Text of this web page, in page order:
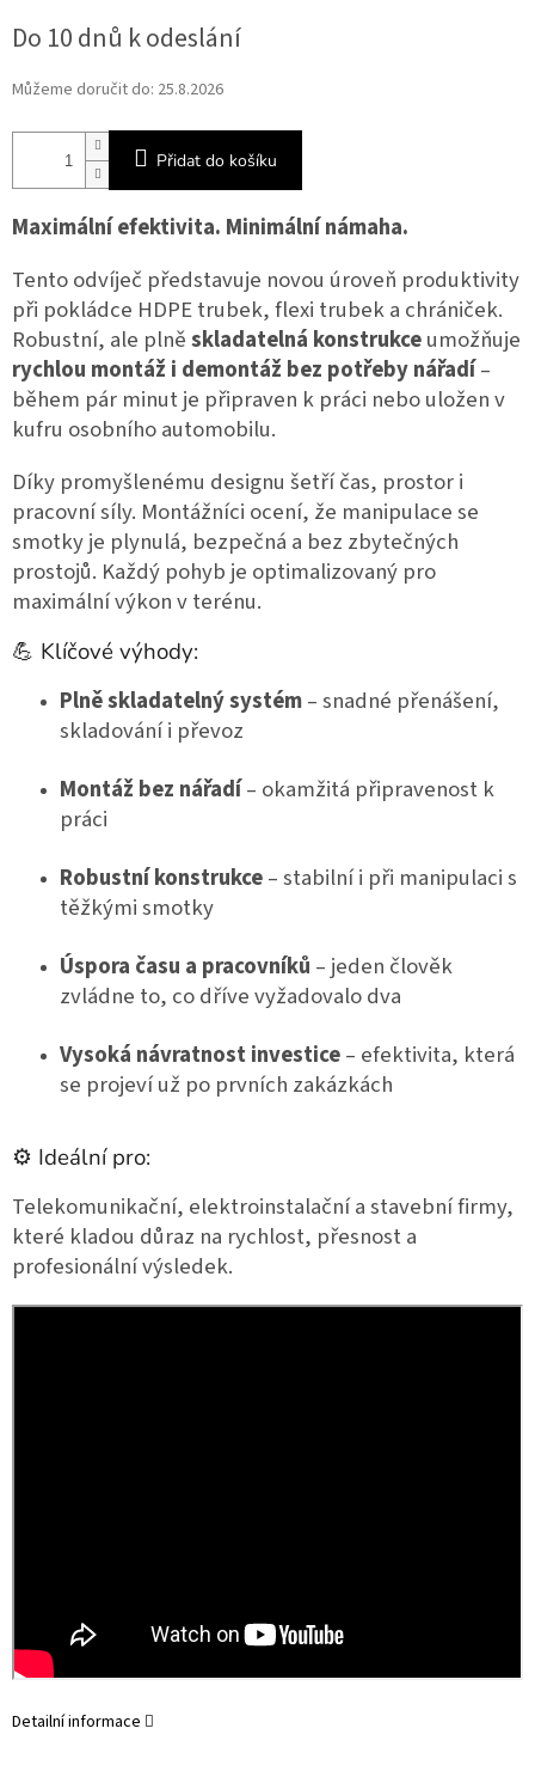
cena:
Do 10 dnů k odeslání
Můžeme doručit do: 25.8.2026
Přidat do košíku
Maximální efektivita. Minimální námaha.
Tento odvíječ představuje novou úroveň produktivity
při pokládce HDPE trubek, flexi trubek a chrániček.
Robustní, ale plně skladatelná konstrukce
rychlou montáž i demontáž bez potřeby nářadí –
během pár minut je připraven k práci nebo uložen v
kufru osobního automobilu.
Díky promyšlenému designu šetří čas, prostor i
pracovní síly. Montážníci ocení, že manipulace se
smotky je plynulá, bezpečná a bez zbytečných
prostojů. Každý pohyb je optimalizovaný pro
maximální výkon v terénu.
💪 Klíčové výhody:
Plně skladatelný systém – snadné přenášení,
skladování i převoz
Montáž bez nářadí – okamžitá připravenost k
práci
Robustní konstrukce – stabilní i při manipulaci s
těžkými smotky
Úspora času a pracovníků – jeden člověk
zvládne to, co dříve vyžadovalo dva
Vysoká návratnost investice – efektivita, která
se projeví už po prvních zakázkách
⚙️ Ideální pro:
Telekomunikační, elektroinstalační a stavební firmy,
které kladou důraz na rychlost, přesnost a
profesionální výsledek.
Detailní informace